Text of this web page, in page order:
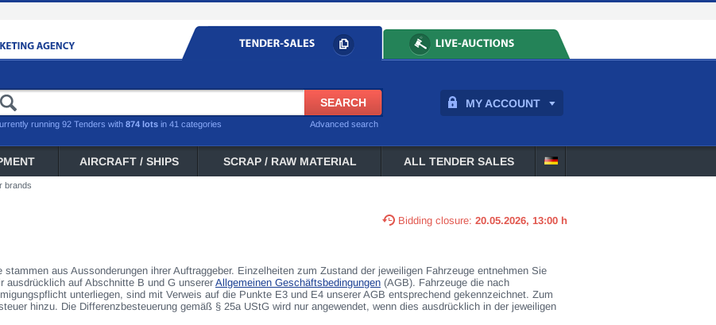
MY ACCOUNT
Advanced search
running 92 Tenders with 874 lots in 41 categories
AIRCRAFT / SHIPS SCRAP / RAW MATERIAL ALL TENDER SALES
brands
Bidding closure: 20.05.2026, 13:00 h
aus Aussonderungen ihrer Auftraggeber. Einzelheiten zum Zustand der jeweiligen Fahrzeuge entnehmen Sie
ausdrücklich auf Abschnitte B und G unserer Allgemeinen Geschäftsbedingungen (AGB). Fahrzeuge die nach
unterliegen, sind mit Verweis auf die Punkte E3 und E4 unserer AGB entsprechend gekennzeichnet. Zum
hinzu. Die Differenzbesteuerung gemäß § 25a UStG wird nur angewendet, wenn dies ausdrücklich in der jeweiligen